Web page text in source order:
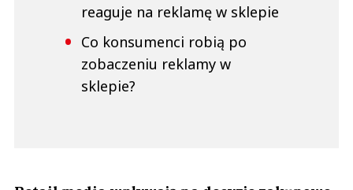
reaguje na reklamę w sklepie
Co konsumenci robią po
zobaczeniu reklamy w
sklepie?